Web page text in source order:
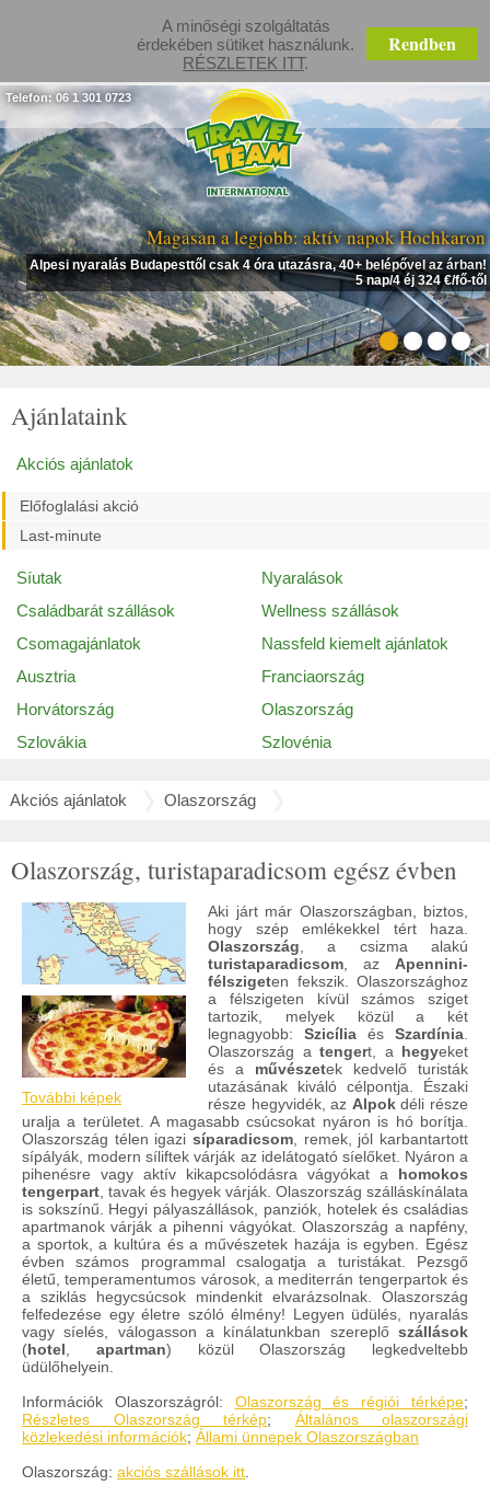
A minőségi szolgáltatás
érdekében sütiket használunk.
RÉSZLETEK ITT.
Rendben
Magasan a legjobb: aktív napok Hochkaron
Alpesi nyaralás Budapesttől csak 4 óra utazásra, 40+ belépővel az árban!
5 nap/4 éj 324 €/fő-től
Telefon: 06 1 301 0723
Ajánlataink
Akciós ajánlatok
Előfoglalási akció
Last-minute
Síutak
Nyaralások
Családbarát szállások
Wellness szállások
Csomagajánlatok
Nassfeld kiemelt ajánlatok
Ausztria
Franciaország
Horvátország
Olaszország
Szlovákia
Szlovénia
Akciós ajánlatok Olaszország
Olaszország, turistaparadicsom egész évben
További képek
Aki járt már Olaszországban, biztos,
hogy szép emlékekkel tért haza.
Olaszország , a csizma alakú
turistaparadicsom , az Apennini-
félszigeten fekszik. Olaszországhoz
a félszigeten kívül számos sziget
tartozik, melyek közül a két
legnagyobb: Szicília és Szardínia
Olaszország a tengert, a hegyeket
és a művészetek kedvelő turisták
utazásának kiváló célpontja. Északi
része hegyvidék, az Alpokdéli része
uralja a területet. A magasabb csúcsokat nyáron is hó borítja.
Olaszország télen igazi síparadicsom , remek, jól karbantartott
sípályák, modern síliftek várják az idelátogató síelőket. Nyáron a
pihenésre vagy aktív kikapcsolódásra vágyókat a homokos
tengerpart , tavak és hegyek várják. Olaszország szálláskínálata
is sokszínű. Hegyi pályaszállások, panziók, hotelek és családias
apartmanok várják a pihenni vágyókat. Olaszország a napfény,
a sportok, a kultúra és a művészetek hazája is egyben. Egész
évben számos programmal csalogatja a turistákat. Pezsgő
életű, temperamentumos városok, a mediterrán tengerpartok és
a sziklás hegycsúcsok mindenkit elvarázsolnak. Olaszország
felfedezése egy életre szóló élmény! Legyen üdülés, nyaralás
vagy síelés, válogasson a kínálatunkban szereplő szállások
(hotel apartman) közül Olaszország legkedveltebb
üdülőhelyein.
Információk Olaszországról: Olaszország és régiói térképe;
Részletes Olaszország térkép; Általános olaszországi
közlekedési információk; Állami ünnepek Olaszországban
Olaszország: akciós szállások itt